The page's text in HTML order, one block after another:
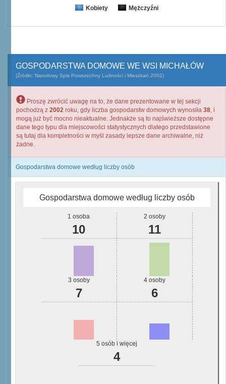
Kobiety Mężczyźni
GOSPODARSTWA DOMOWE WE WSI MICHAŁÓW
(Źródło: Narodowy Spis Powszechny Ludności i Mieszkań 2002)
Proszę zwrócić uwagę na to, że dane prezentowane w tej sekcji
pochodzą z 2002 roku, gdy liczba gospodarstw domowych wynosiła 38, i
mogą już być mocno nieaktualne. Jednakże są to najświeższe dostępne
dane tego typu dla miejscowości statystycznych dlatego przedstawione
są tutaj dla kompletności w myśl zasady lepsze dane archiwalne, niż
żadne.
Gospodarstwa domowe według liczby osób
Gospodarstwa domowe według liczby osób
1 osoba
10
2 osoby
11
3 osoby
7
4 osoby
6
5 osób i więcej
4